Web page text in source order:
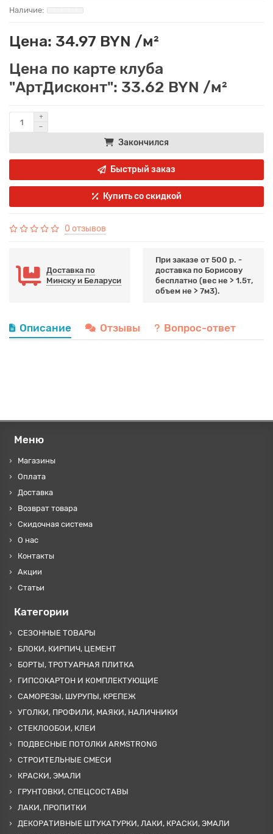
Цена: 34.97 BYN /м²
Цена по карте клуба
"АртДисконт": 33.62 BYN /м²
Закончился
Быстрый заказ
Купить со скидкой
0 отзывов
Доставка по
Минску и Беларуси
При заказе от 500 р. -
доставка по Борисову
бесплатно (вес не > 1.5т,
объем не > 7м3).
Описание Отзывы Вопрос-ответ
Меню
Магазины
Оплата
Доставка
Возврат товара
Скидочная система
О нас
Контакты
Акции
Статьи
Категории
СЕЗОННЫЕ ТОВАРЫ
БЛОКИ, КИРПИЧ, ЦЕМЕНТ
БОРТЫ, ТРОТУАРНАЯ ПЛИТКА
ГИПСОКАРТОН И КОМПЛЕКТУЮЩИЕ
САМОРЕЗЫ, ШУРУПЫ, КРЕПЕЖ
УГОЛКИ, ПРОФИЛИ, МАЯКИ, НАЛИЧНИКИ
СТЕКЛООБОИ, КЛЕИ
ПОДВЕСНЫЕ ПОТОЛКИ ARMSTRONG
СТРОИТЕЛЬНЫЕ СМЕСИ
КРАСКИ, ЭМАЛИ
ГРУНТОВКИ, СПЕЦСОСТАВЫ
ЛАКИ, ПРОПИТКИ
ДЕКОРАТИВНЫЕ ШТУКАТУРКИ, ЛАКИ, КРАСКИ, ЭМАЛИ